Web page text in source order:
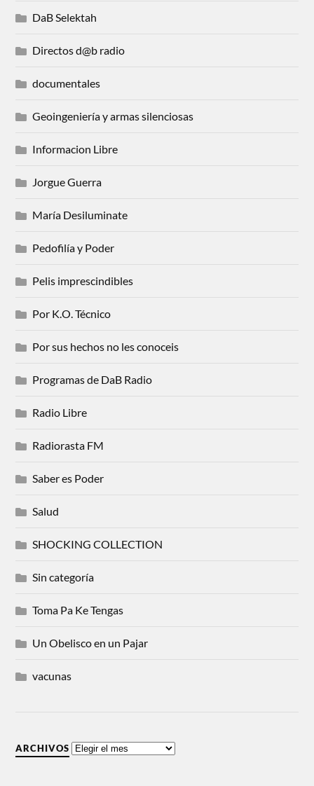
DaB Selektah
Directos d@b radio
documentales
Geoingeniería y armas silenciosas
Informacion Libre
Jorgue Guerra
María Desiluminate
Pedofilía y Poder
Pelis imprescindibles
Por K.O. Técnico
Por sus hechos no les conoceis
Programas de DaB Radio
Radio Libre
Radiorasta FM
Saber es Poder
Salud
SHOCKING COLLECTION
Sin categoría
Toma Pa Ke Tengas
Un Obelisco en un Pajar
vacunas
ARCHIVOS